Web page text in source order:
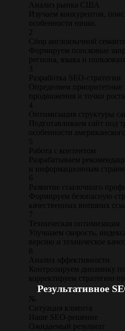
Анализ рынка США
Изучаем конкурентов,
особенности ниши.
2
Сбор англоязычной
Формируем поисковые
региона, языка и
3
Разработка SEO-стратегии
Определяем приоритетные
продвижения и точки роста.
4
Оптимизация структуры
Подготавливаем сайт под
особенности
5
Работа с контентом
Разрабатываем
и информационным
6
Развитие ссылочного
Формируем безопасную
качественных внешних
7
Техническая оптимизация
Улучшаем скорость,
версию и техническое
8
Анализ эффективности
Контролируем динамику
корректируем стратегию
Результативное
№
Ситуация клиента
Наше SEO-решение
Ожидаемый результат